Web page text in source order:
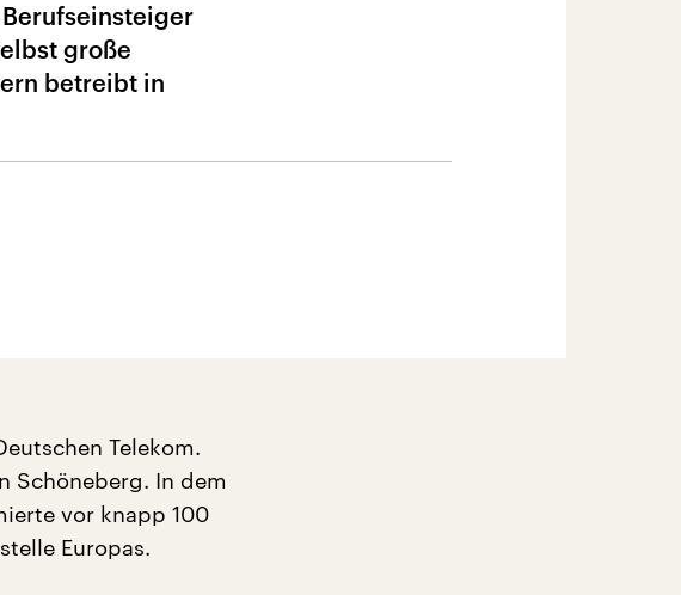
große
betreibt in
Telekom.
Schöneberg. In dem
vor knapp 100
Europas.